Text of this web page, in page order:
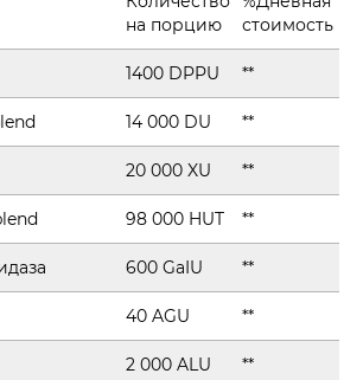
на порцию
стоимость
1400 DPPU **
14 000 DU **
20 000 XU **
98 000 HUT **
600 GaIU **
40 AGU **
2 000 ALU **